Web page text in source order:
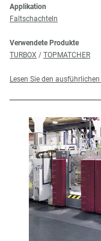
Applikation
Faltschachteln
Verwendete Produkte
TURBOX / TOPMATCHER
Lesen Sie den